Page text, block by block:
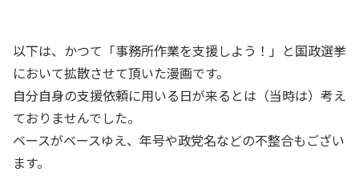
以下は、かつて「事務所作業を支援しよう！」と国政選挙
において拡散させて頂いた漫画です。
自分自身の支援依頼に用いる日が来るとは（当時は）考え
ておりませんでした。
ベースがベースゆえ、年号や政党名などの不整合もござい
ます。